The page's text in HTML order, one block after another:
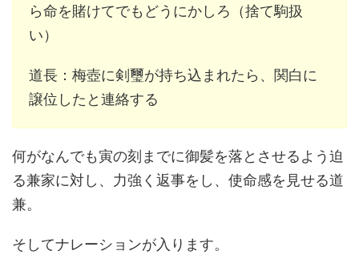
ら命を賭けてでもどうにかしろ（捨て駒扱
い）
道長：梅壺に剣璽が持ち込まれたら、関白に
譲位したと連絡する
何がなんでも寅の刻までに御髪を落とさせるよう迫
る兼家に対し、力強く返事をし、使命感を見せる道
兼。
そしてナレーションが入ります。